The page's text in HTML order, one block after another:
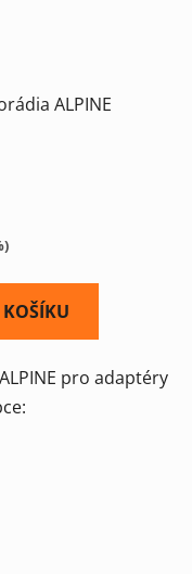
ALPINE
pro adaptéry